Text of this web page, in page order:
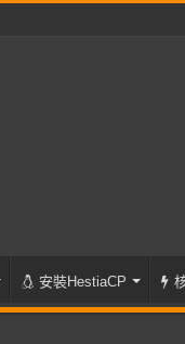
安裝HestiaCP